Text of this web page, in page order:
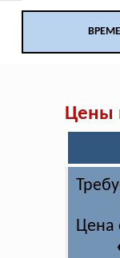
Цены
Цена